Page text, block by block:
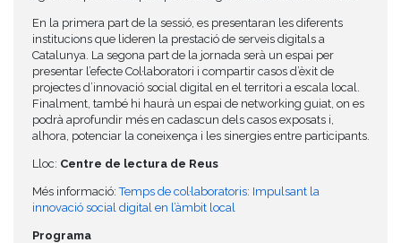
En la primera part de la sessió, es presentaran les diferents
institucions que lideren la prestació de serveis digitals a
Catalunya. La segona part de la jornada serà un espai per
presentar l’efecte Col·laboratori i compartir casos d’èxit de
projectes d’innovació social digital en el territori a escala local.
Finalment, també hi haurà un espai de networking guiat, on es
podrà aprofundir més en cadascun dels casos exposats i,
alhora, potenciar la coneixença i les sinergies entre participants.
Lloc: Centre de lectura de Reus
Més informació:Temps de col·laboratoris: Impulsant la
innovació social digital en l’àmbit local
Programa